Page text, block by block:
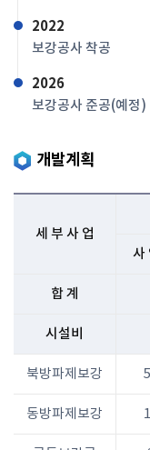
2022
보강공사 착공
2026
보강공사 준공(예정)
개발계획
세 부 사 업
사
합 계
시설비
북방파제보강
동방파제보강